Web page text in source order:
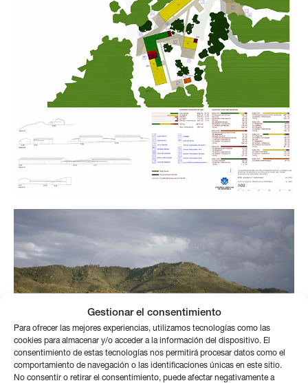
Gestionar el consentimiento
Para ofrecer las mejores experiencias, utilizamos tecnologías como las
cookies para almacenar y/o acceder a la información del dispositivo. El
consentimiento de estas tecnologías nos permitirá procesar datos como el
comportamiento de navegación o las identificaciones únicas en este sitio.
No consentir o retirar el consentimiento, puede afectar negativamente a